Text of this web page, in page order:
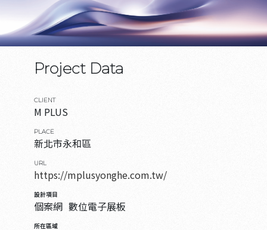
Project Data
CLIENT
M PLUS
PLACE
新北市永和區
URL
https://mplusyonghe.com.tw/
設計項目
個案網 數位電子展板
所在區域